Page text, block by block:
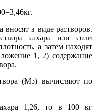
вносят в виде растворов.
сахара или соли
а затем находят
1, 2) содержание
(Мр) вычисляют по
1,26, то в 100 кг